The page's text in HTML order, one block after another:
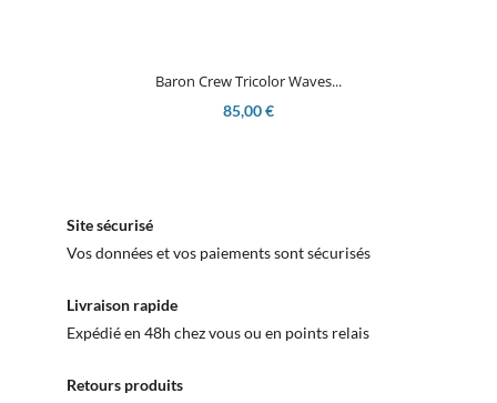
Baron Crew Tricolor Waves...
85,00 €
Site sécurisé
Vos données et vos paiements sont sécurisés
Livraison rapide
Expédié en 48h chez vous ou en points relais
Retours produits